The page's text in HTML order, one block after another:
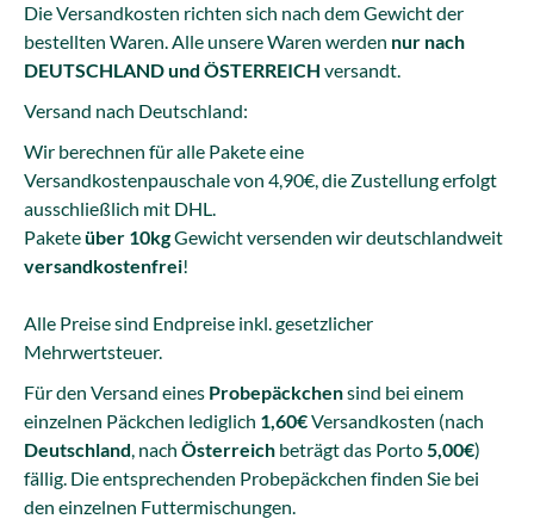
Die Versandkosten richten sich nach dem Gewicht der
bestellten Waren. Alle unsere Waren werden nur nach
DEUTSCHLAND und ÖSTERREICH versandt.
Versand nach Deutschland:
Wir berechnen für alle Pakete eine
Versandkostenpauschale von 4,90€, die Zustellung erfolgt
ausschließlich mit DHL.
Paketeüber 10kgGewicht versenden wir deutschlandweit
versandkostenfrei!
Alle Preise sind Endpreise inkl. gesetzlicher
Mehrwertsteuer.
Für den Versand eines Probepäckchensind bei einem
einzelnen Päckchen lediglich 1,60€Versandkosten (nach
Deutschland, nach Österreich beträgt das Porto5,00€)
fällig. Die entsprechenden Probepäckchen finden Sie bei
den einzelnen Futtermischungen.